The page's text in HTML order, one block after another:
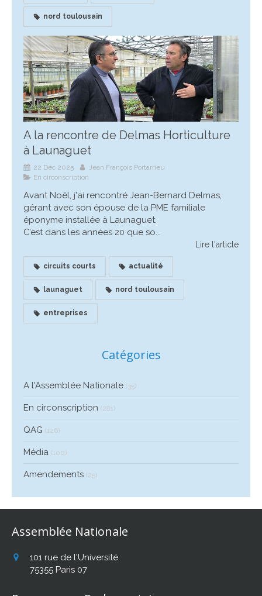
nord toulousain
A la rencontre de Delmas Horticulture
à Launaguet
22 Déc 2025
Jean François Portarrieu
En circonscription
Avant Noêl, j'ai rencontré Jean-Bernard Delmas,
gérant avec son épouse de la PME familiale
éponyme installée à Launaguet.
C’est dans les années 20 que so...
Lire l'article
circuits courts actualité
launaguet nord toulousain
entreprises
Catégories
A l'Assemblée Nationale (35)
En circonscription (281)
QAG (126)
Média (100)
Amendements (25)
Assemblée Nationale
101 rue de l'Université
75355 Paris 07